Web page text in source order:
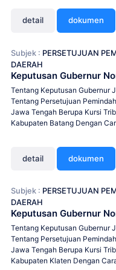
detail dokumen
Subjek : PERSETUJUAN
DAERAH
Keputusan Gubernur
Tentang Keputusan Gubernur
Tentang Persetujuan
Jawa Tengah Berupa Kursi
Kabupaten Batang Dengan
detail dokumen
Subjek : PERSETUJUAN
DAERAH
Keputusan Gubernur
Tentang Keputusan Gubernur
Tentang Persetujuan
Jawa Tengah Berupa Kursi
Kabupaten Klaten Dengan